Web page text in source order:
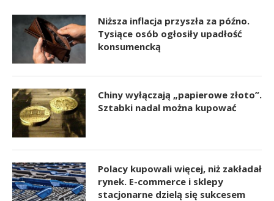
Niższa inflacja przyszła za późno.
Tysiące osób ogłosiły upadłość
konsumencką
Chiny wyłączają „papierowe złoto”.
Sztabki nadal można kupować
Polacy kupowali więcej, niż zakładał
rynek. E-commerce i sklepy
stacjonarne dzielą się sukcesem